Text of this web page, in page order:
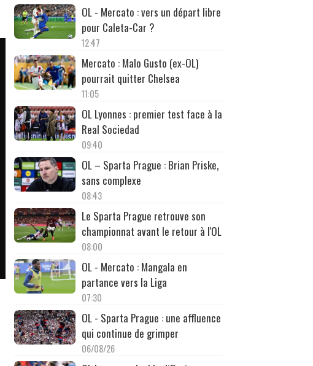
OL - Mercato : vers un départ libre
pour Caleta-Car ?
12:47
Mercato : Malo Gusto (ex-OL)
pourrait quitter Chelsea
11:05
OL Lyonnes : premier test face à la
Real Sociedad
09:40
OL – Sparta Prague : Brian Priske,
sans complexe
08:43
Le Sparta Prague retrouve son
championnat avant le retour à l'OL
08:00
OL - Mercato : Mangala en
partance vers la Liga
07:30
OL - Sparta Prague : une affluence
qui continue de grimper
06/08/26